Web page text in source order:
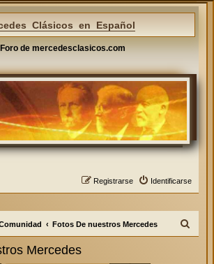
Clásicos en Español
de mercedesclasicos.com
Identificarse
Registrarse
Fotos De nuestros Mercedes
Mercedes